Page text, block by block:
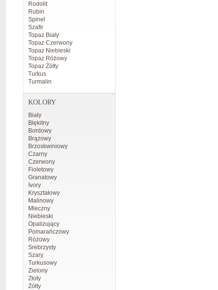
Rodolit
Rubin
Spinel
Szafir
Topaz Biały
Topaz Czerwony
Topaz Niebieski
Topaz Różowy
Topaz Żółty
Turkus
Turmalin
KOLORY
Biały
Błękitny
Bordowy
Brązowy
Brzoskwiniowy
Czarny
Czerwony
Fioletowy
Granatowy
Ivory
Kryształowy
Malinowy
Mleczny
Niebieski
Opalizujący
Pomarańczowy
Różowy
Srebrzysty
Szary
Turkusowy
Zielony
Złoty
Żółty